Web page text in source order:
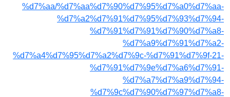
%d7%aa/%d7%aa%d7%90%d7%95%d7%a0%d7%aa-
%d7%a2%d7%91%d7%95%d7%93%d7%94-
%d7%91%d7%91%d7%90%d7%a8-
%d7%a9%d7%91%d7%a2-
%d7%a4%d7%95%d7%a2%d7%9c-%d7%91%d7%9f-21-
%d7%91%d7%9e%d7%a6%d7%91-
%d7%a7%d7%a9%d7%94-
%d7%9c%d7%90%d7%97%d7%a8-